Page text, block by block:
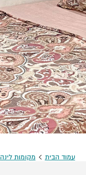
עמוד הבית מקומות לינה